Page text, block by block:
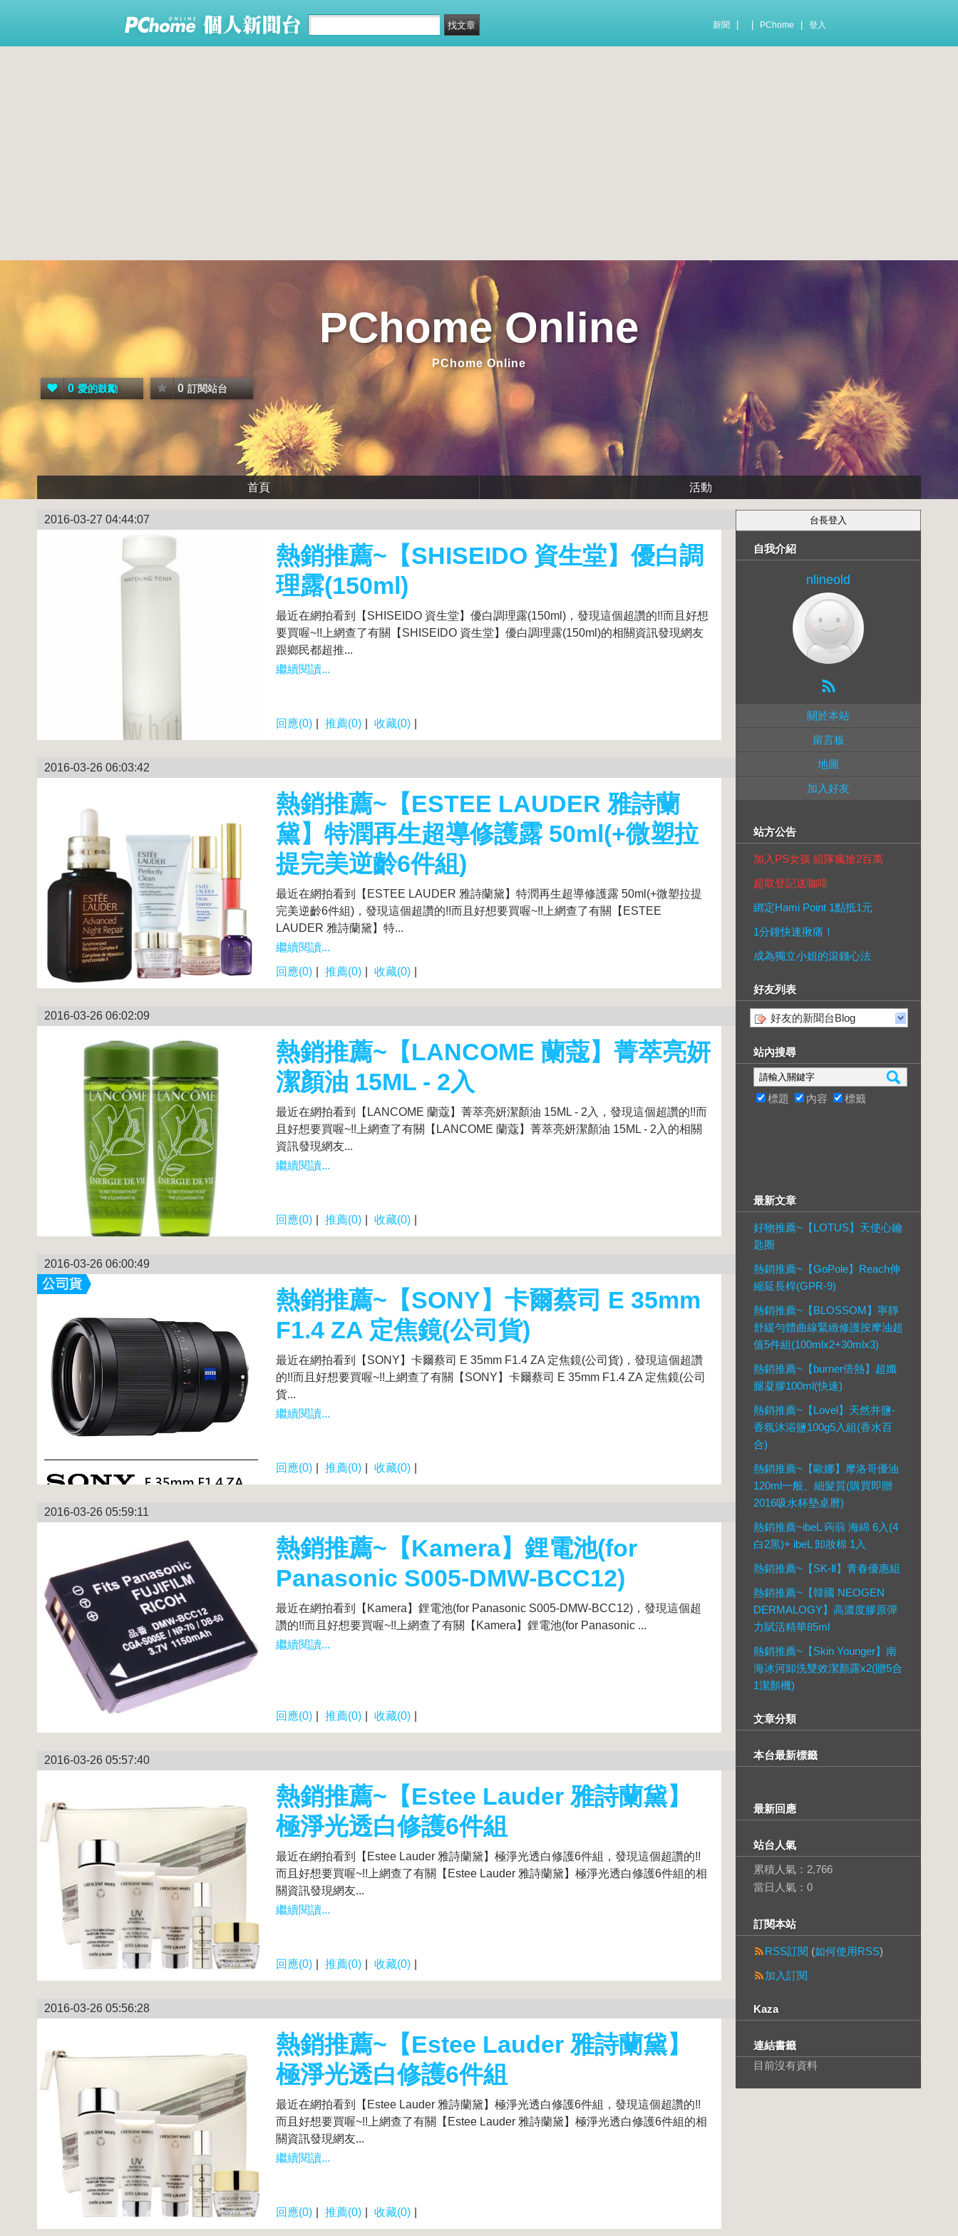
新聞 PChome 登入
PChome Online
PChome Online
0 愛的鼓勵 0 訂閱站台
首頁 活動
2016-03-27 04:44:07
熱銷推薦~【SHISEIDO 資生堂】優白調
理露(150ml)
最近在網拍看到【SHISEIDO 資生堂】優白調理露(150ml)，發現這個超讚的!!而且好想
要買喔~!!上網查了有關【SHISEIDO 資生堂】優白調理露(150ml)的相關資訊發現網友
跟鄉民都超推...
繼續閱讀...
回應(0) 推薦(0) 收藏(0)
2016-03-26 06:03:42
熱銷推薦~【ESTEE LAUDER 雅詩蘭
黛】特潤再生超導修護露 50ml(+微塑拉
提完美逆齡6件組)
最近在網拍看到【ESTEE LAUDER 雅詩蘭黛】特潤再生超導修護露 50ml(+微塑拉提
完美逆齡6件組)，發現這個超讚的!!而且好想要買喔~!!上網查了有關【ESTEE
LAUDER 雅詩蘭黛】特...
繼續閱讀...
回應(0)
推薦(0) 收藏(0)
2016-03-26 06:02:09
熱銷推薦~【LANCOME 蘭蔻】菁萃亮妍
潔顏油 15ML - 2入
最近在網拍看到【LANCOME 蘭蔻】菁萃亮妍潔顏油 15ML - 2入，發現這個超讚的!!而
且好想要買喔~!!上網查了有關【LANCOME 蘭蔻】菁萃亮妍潔顏油 15ML - 2入的相關
資訊發現網友...
繼續閱讀...
回應(0) 推薦(0) 收藏(0)
2016-03-26 06:00:49
熱銷推薦~【SONY】卡爾蔡司 E 35mm
F1.4 ZA 定焦鏡(公司貨)
最近在網拍看到【SONY】卡爾蔡司 E 35mm F1.4 ZA 定焦鏡(公司貨)，發現這個超讚
的!!而且好想要買喔~!!上網查了有關【SONY】卡爾蔡司 E 35mm F1.4 ZA 定焦鏡(公司
貨...
繼續閱讀...
回應(0) 推薦(0) 收藏(0)
2016-03-26 05:59:11
熱銷推薦~【Kamera】鋰電池(for
Panasonic S005-DMW-BCC12)
最近在網拍看到【Kamera】鋰電池(for Panasonic S005-DMW-BCC12)，發現這個超
讚的!!而且好想要買喔~!!上網查了有關【Kamera】鋰電池(for Panasonic ...
繼續閱讀...
回應(0) 推薦(0) 收藏(0)
2016-03-26 05:57:40
熱銷推薦~【Estee Lauder 雅詩蘭黛】
極淨光透白修護6件組
最近在網拍看到【Estee Lauder 雅詩蘭黛】極淨光透白修護6件組，發現這個超讚的!!
而且好想要買喔~!!上網查了有關【Estee Lauder 雅詩蘭黛】極淨光透白修護6件組的相
關資訊發現網友...
繼續閱讀...
回應(0) 推薦(0) 收藏(0)
2016-03-26 05:56:28
熱銷推薦~【Estee Lauder 雅詩蘭黛】
極淨光透白修護6件組
最近在網拍看到【Estee Lauder 雅詩蘭黛】極淨光透白修護6件組，發現這個超讚的!!
而且好想要買喔~!!上網查了有關【Estee Lauder 雅詩蘭黛】極淨光透白修護6件組的相
關資訊發現網友...
繼續閱讀...
回應(0) 推薦(0) 收藏(0)
自我介紹
nlineold
關於本站
留言板
地圖
加入好友
站方公告
加入PS女孩 組隊瘋搶2百萬
超取登記送咖啡
綁定Hami Point 1點抵1元
1分鐘快速揪痛！
成為獨立小姐的滾錢心法
好友列表
好友的新聞台Blog
站內搜尋
標題 內容 標籤
最新文章
好物推薦~【LOTUS】天使心鑰
匙圈
熱銷推薦~【GoPole】Reach伸
縮延長桿(GPR-9)
熱銷推薦~【BLOSSOM】寧靜
舒緩勻體曲線緊緻修護按摩油超
值5件組(100mlx2+30mlx3)
熱銷推薦~【burner倍熱】超孅
腿凝膠100ml(快速)
熱銷推薦~【Lovel】天然井鹽-
香氛沐浴鹽100g5入組(香水百
合)
熱銷推薦~【歐娜】摩洛哥優油
120ml一般、細髮質(購買即贈
2016吸水杯墊桌曆)
熱銷推薦~ibeL 蒟蒻 海綿 6入(4
白2黑)+ ibeL 卸妝棉 1入
熱銷推薦~【SK-Ⅱ】青春優惠組
熱銷推薦~【韓國 NEOGEN
DERMALOGY】高濃度膠原彈
力賦活精華85ml
熱銷推薦~【Skin Younger】南
海冰河卸洗雙效潔顏露x2(贈5合
1潔顏機)
文章分類
本台最新標籤
最新回應
站台人氣
累積人氣： 2,766
當日人氣： 0
訂閱本站
RSS訂閱 (如何使用RSS)
加入訂閱
Kaza
連結書籤
目前沒有資料